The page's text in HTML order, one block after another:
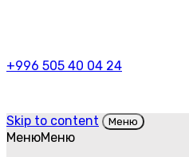
+996 505 40 04 24
Skip to content Меню
МенюМеню